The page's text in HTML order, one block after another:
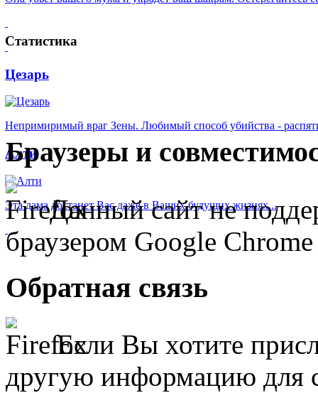
Цезарь
Непримиримый враг Зены. Любимый способ убийства -
Алти
Эта дама достанет Вас даже в Ваших будущих жизнях...
Статистика
Браузеры и
Данный сайт не
браузером Google
Обратная связь
Если Вы хотите
другую информацию для